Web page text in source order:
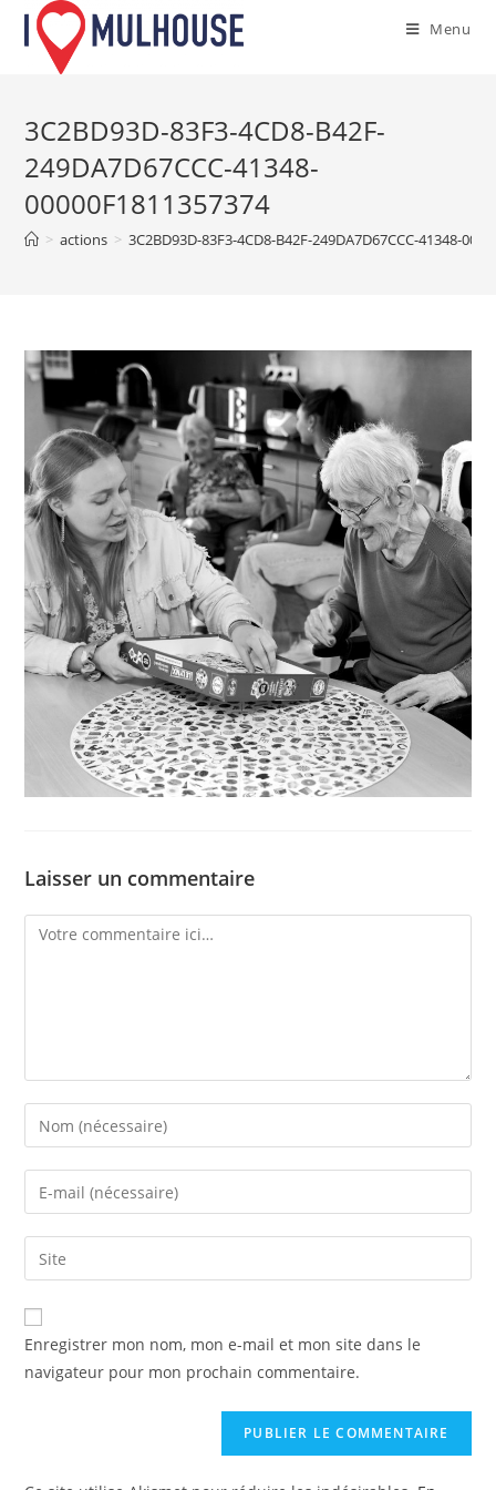
Skip
content
Menu
3C2BD93D-83F3-4CD8-B42F-
249DA7D67CCC-41348-
00000F1811357374
> actions > 3C2BD93D-83F3-4CD8-B42F-249DA7D67CCC-41348-
Laisser un commentaire
Comment
Enter
your
name
comment
Enter
your
email
address
comment
Enter
your
website
URL
(optional)
Enregistrer mon nom, mon e-mail et mon site dans le
navigateur pour mon prochain commentaire.